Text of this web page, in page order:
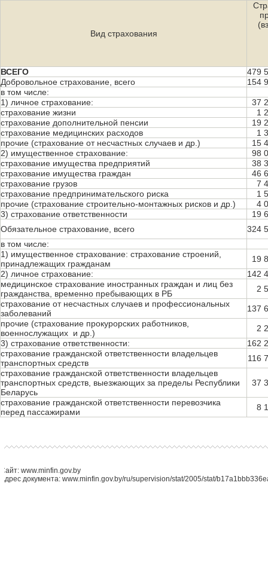
Вид страхования
ВСЕГО
479
Добровольное страхование, всего
154
в том числе:
1) личное страхование:
37
страхование жизни
1
страхование дополнительной пенсии
19
страхование медицинских расходов
1
прочие (страхование от несчастных случаев и др.)
15
2) имущественное страхование:
98
страхование имущества предприятий
38
страхование имущества граждан
46
страхование грузов
7
страхование предпринимательского риска
1
прочие (страхование строительно-монтажных рисков и др.)
4
3) страхование ответственности
19
Обязательное страхование, всего
324
в том числе:
1) имущественное страхование: страхование строений,
принадлежащих гражданам
19
2) личное страхование:
142
медицинское страхование иностранных граждан и лиц без
гражданства, временно пребывающих в РБ
2
страхование от несчастных случаев и профессиональных
заболеваний
137
прочие (страхование прокурорских работников,
военнослужащих и др.)
2
3) страхование ответственности:
162
страхование гражданской ответственности владельцев
транспортных средств
116
страхование гражданской ответственности владельцев
транспортных средств, выезжающих за пределы Республики
Беларусь
37
страхование гражданской ответственности перевозчика
перед пассажирами
8
Сайт: www.minfin.gov.by
Адрес документа: www.minfin.gov.by/ru/supervision/stat/2005/stat/